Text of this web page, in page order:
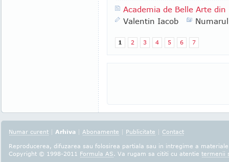
Academia de Belle Arte
Valentin Iacob
1 2 3 4 5 6 7
Numar curent | Arhiva | Abonamente | Publicitate | Contact
Reproducerea, difuzarea sau folosirea partiala sau in intregime a
Copyright © 1998-2011 Formula AS. Va rugam sa cititi cu atentie termenii